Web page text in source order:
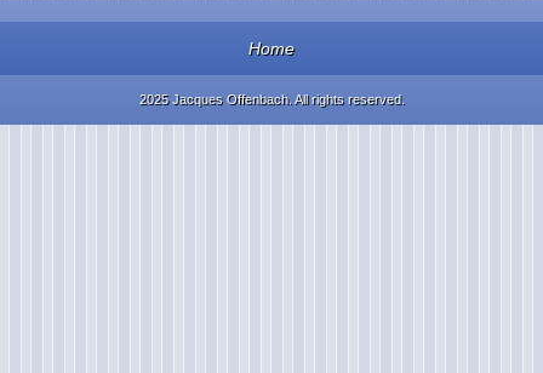
Home
2025 Jacques Offenbach. All rights reserved.